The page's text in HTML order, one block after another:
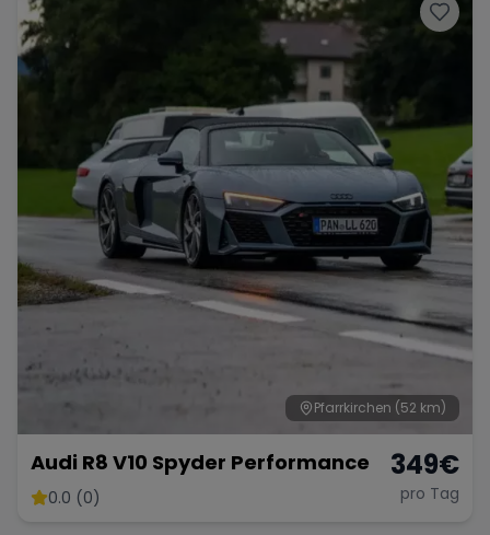
Chevrolet
Bentley Rolls Royce Aston Martin
Bugatti Lotus Maserati
Pfarrkirchen (52 km)
Audi R8 V10 Spyder Performance
0.0 (0)
349€
pro Tag